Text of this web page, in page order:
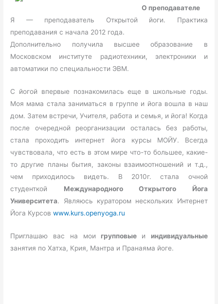
О преподавателе
Я — преподаватель Открытой йоги. Практика
преподавания с начала 2012 года.
Дополнительно получила высшее образование в
Московском институте радиотехники, электроники и
автоматики по специальности ЭВМ.
С йогой впервые познакомилась еще в школьные годы.
Моя мама стала заниматься в группе и йога вошла в наш
дом. Затем встречи, Учителя, работа и семья, и йога! Когда
после очередной реорганизации осталась без работы,
стала проходить интернет йога курсы МОЙУ. Всегда
чувствовала, что есть в этом мире что-то большее, какие-
то другие планы бытия, законы взаимоотношений и т.д.,
чем приходилось видеть. В 2010г. стала очной
студенткой Международного Открытого Йога
Университета. Являюсь куратором нескольких Интернет
Йога Курсовwww.kurs.openyoga.ru
Приглашаю вас на мои групповые и индивидуальные
занятия по Хатха, Крия, Мантра и Пранаяма йоге.